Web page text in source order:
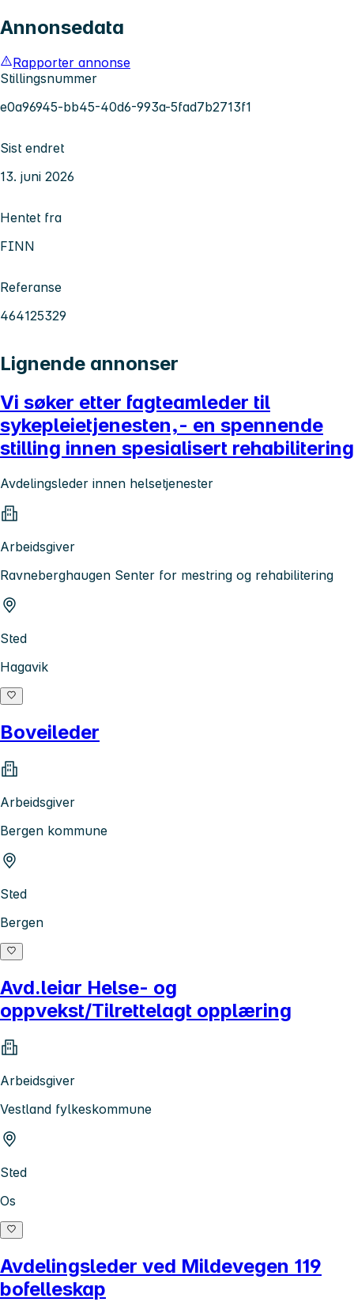
Annonsedata
Rapporter annonse
Stillingsnummer
e0a96945-bb45-40d6-993a-5fad7b2713f1
Sist endret
13. juni 2026
Hentet fra
FINN
Referanse
464125329
Lignende annonser
Vi søker etter fagteamleder til
sykepleietjenesten,- en spennende
stilling innen spesialisert rehabilitering
Avdelingsleder innen helsetjenester
Arbeidsgiver
Ravneberghaugen Senter for mestring og rehabilitering
Sted
Hagavik
Boveileder
Arbeidsgiver
Bergen kommune
Sted
Bergen
Avd.leiar Helse- og
oppvekst/Tilrettelagt opplæring
Arbeidsgiver
Vestland fylkeskommune
Sted
Os
Avdelingsleder ved Mildevegen 119
bofelleskap